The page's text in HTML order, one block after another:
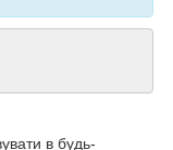
в будь-